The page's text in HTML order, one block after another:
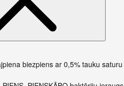
biezpiens ar 0,5% tauku saturu